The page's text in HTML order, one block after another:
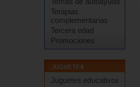
Terapias
complementarias
Tercera edad
Promociones
Juguetes educativos